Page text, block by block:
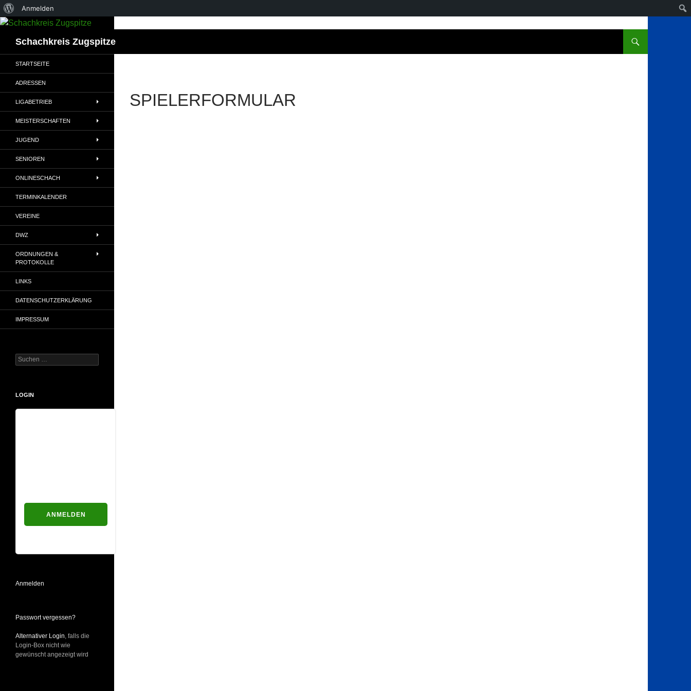
Über
WordPress
Anmelden
Schachkreis Zugspitze
SPIELERFORMULAR
STARTSEITE
ADRESSEN
LIGABETRIEB
MEISTERSCHAFTEN
JUGEND
SENIOREN
ONLINESCHACH
TERMINKALENDER
VEREINE
DWZ
ORDNUNGEN &
PROTOKOLLE
LINKS
DATENSCHUTZERKLÄRUNG
IMPRESSUM
Suchen
nach:
LOGIN
Anmelden
Passwort vergessen?
Alternativer Login , falls die
Login-Box nicht wie
gewünscht angezeigt wird